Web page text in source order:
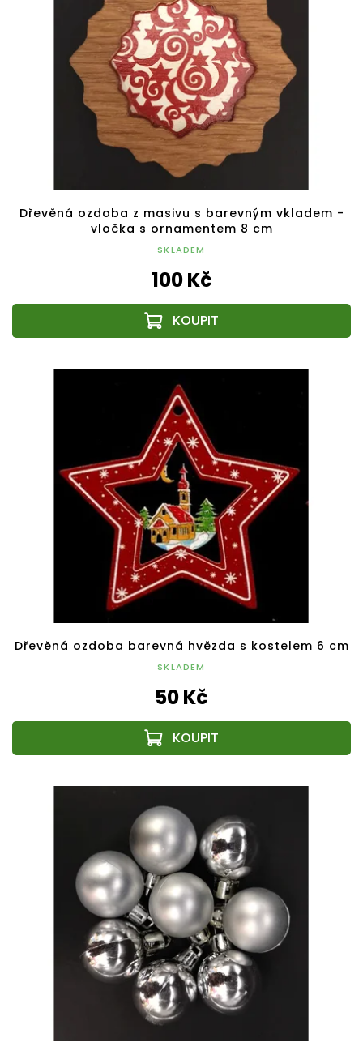
Dřevěná ozdoba z masivu s barevným vkladem -
vločka s ornamentem 8 cm
SKLADEM
100 Kč
Dřevěná ozdoba barevná hvězda s kostelem 6 cm
SKLADEM
50 Kč